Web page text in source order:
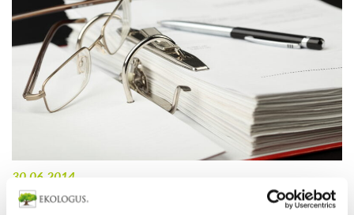
Prawo Zamówień Publicznych w praktyce błędy w opisie
30.06.2014